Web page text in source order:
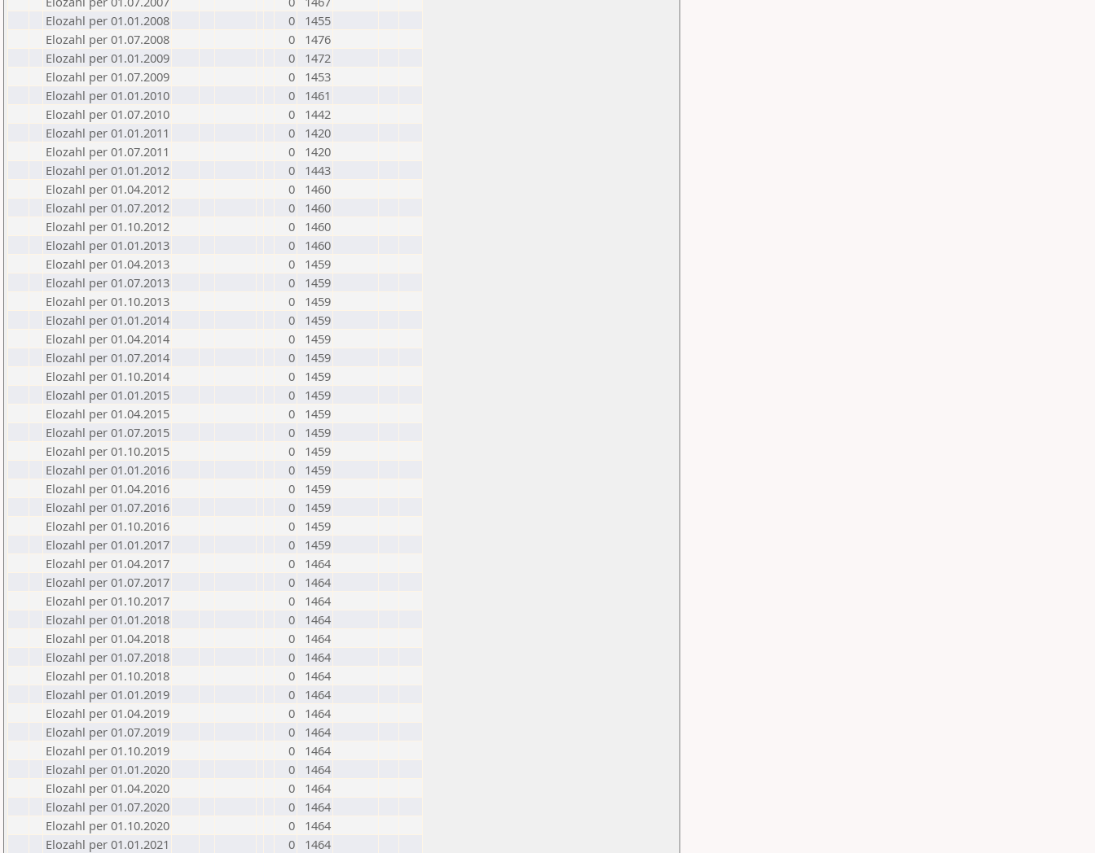
Elozahl per 01.01.2008
0
1455
Elozahl per 01.07.2008
0
1476
Elozahl per 01.01.2009
0
1472
Elozahl per 01.07.2009
0
1453
Elozahl per 01.01.2010
0
1461
Elozahl per 01.07.2010
0
1442
Elozahl per 01.01.2011
0
1420
Elozahl per 01.07.2011
0
1420
Elozahl per 01.01.2012
0
1443
Elozahl per 01.04.2012
0
1460
Elozahl per 01.07.2012
0
1460
Elozahl per 01.10.2012
0
1460
Elozahl per 01.01.2013
0
1460
Elozahl per 01.04.2013
0
1459
Elozahl per 01.07.2013
0
1459
Elozahl per 01.10.2013
0
1459
Elozahl per 01.01.2014
0
1459
Elozahl per 01.04.2014
0
1459
Elozahl per 01.07.2014
0
1459
Elozahl per 01.10.2014
0
1459
Elozahl per 01.01.2015
0
1459
Elozahl per 01.04.2015
0
1459
Elozahl per 01.07.2015
0
1459
Elozahl per 01.10.2015
0
1459
Elozahl per 01.01.2016
0
1459
Elozahl per 01.04.2016
0
1459
Elozahl per 01.07.2016
0
1459
Elozahl per 01.10.2016
0
1459
Elozahl per 01.01.2017
0
1459
Elozahl per 01.04.2017
0
1464
Elozahl per 01.07.2017
0
1464
Elozahl per 01.10.2017
0
1464
Elozahl per 01.01.2018
0
1464
Elozahl per 01.04.2018
0
1464
Elozahl per 01.07.2018
0
1464
Elozahl per 01.10.2018
0
1464
Elozahl per 01.01.2019
0
1464
Elozahl per 01.04.2019
0
1464
Elozahl per 01.07.2019
0
1464
Elozahl per 01.10.2019
0
1464
Elozahl per 01.01.2020
0
1464
Elozahl per 01.04.2020
0
1464
Elozahl per 01.07.2020
0
1464
Elozahl per 01.10.2020
0
1464
Elozahl per 01.01.2021
0
1464